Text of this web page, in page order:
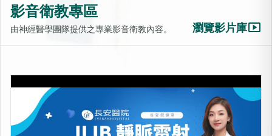
影音衛教專區
由神經醫學團隊提供之專業影音衛教內容。 瀏覽影片庫smart_display
上架時間：2025-10-31